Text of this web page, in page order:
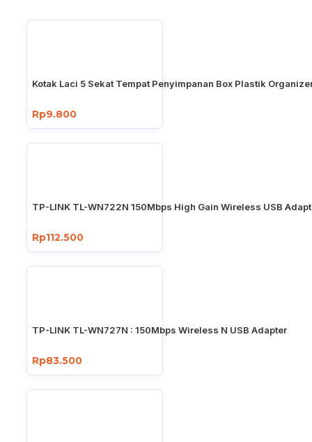
Kotak Laci 5 Sekat Tempat Penyimpanan Box Plastik
Rp9.800
TP-LINK TL-WN722N 150Mbps High Gain Wireless USB
Rp112.500
TP-LINK TL-WN727N : 150Mbps Wireless N USB Adapter
Rp83.500